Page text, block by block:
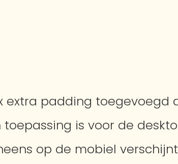
extra padding toegevoegd
is voor de
op de mobiel